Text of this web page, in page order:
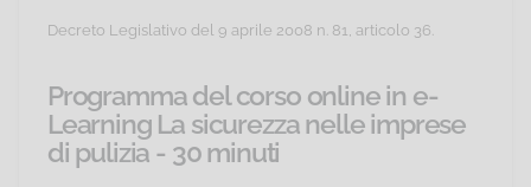
Decreto Legislativo del 9 aprile 2008 n. 81, articolo 36.
Programma del corso online in e-
Learning La sicurezza nelle imprese
di pulizia - 30 minuti